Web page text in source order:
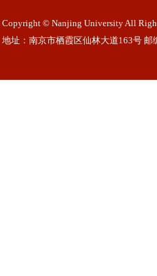
Copyright © Nanjing University All
地址：南京市栖霞区仙林大道163号 邮